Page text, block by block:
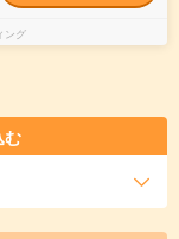
ング
む